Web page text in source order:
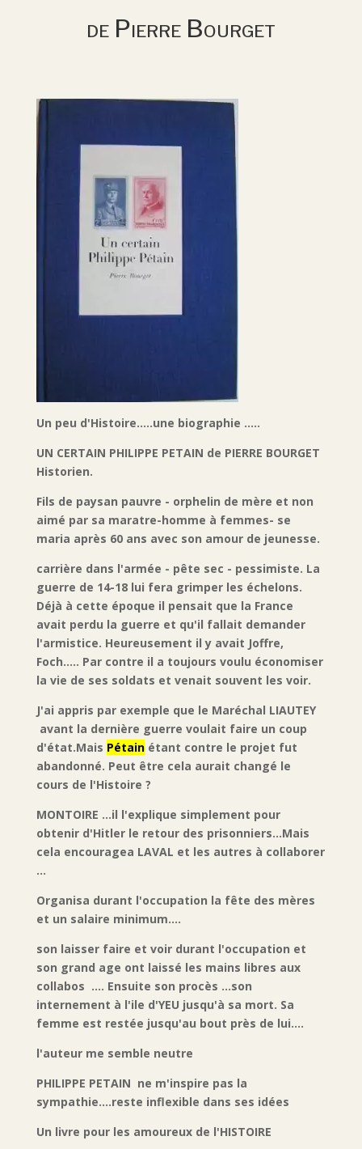
de Pierre Bourget
Un peu d'Histoire.....une biographie .....
UN CERTAIN PHILIPPE PETAIN de PIERRE BOURGET
Historien.
Fils de paysan pauvre - orphelin de mère et non
aimé par sa maratre-homme à femmes- se
maria après 60 ans avec son amour de jeunesse.
carrière dans l'armée - pête sec - pessimiste. La
guerre de 14-18 lui fera grimper les échelons.
Déjà à cette époque il pensait que la France
avait perdu la guerre et qu'il fallait demander
l'armistice. Heureusement il y avait Joffre,
Foch..... Par contre il a toujours voulu économiser
la vie de ses soldats et venait souvent les voir.
J'ai appris par exemple que le Maréchal LIAUTEY
avant la dernière guerre voulait faire un coup
d'état.Mais Pétainétant contre le projet fut
abandonné. Peut être cela aurait changé le
cours de l'Histoire ?
MONTOIRE ...il l'explique simplement pour
obtenir d'Hitler le retour des prisonniers...Mais
cela encouragea LAVAL et les autres à collaborer
...
Organisa durant l'occupation la fête des mères
et un salaire minimum....
son laisser faire et voir durant l'occupation et
son grand age ont laissé les mains libres aux
collabos .... Ensuite son procès ...son
internement à l'ile d'YEU jusqu'à sa mort. Sa
femme est restée jusqu'au bout près de lui....
l'auteur me semble neutre
PHILIPPE PETAIN ne m'inspire pas la
sympathie....reste inflexible dans ses idées
Un livre pour les amoureux de l'HISTOIRE